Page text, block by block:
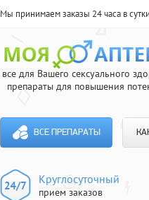
Мы принимаем заказы 24 часа в
все для Вашего сексуального
препараты для повышения
ВСЕ ПРЕПАРАТЫ
Круглосуточный
прием заказов